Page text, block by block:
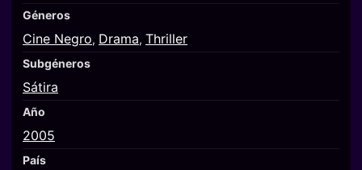
Géneros
Cine Negro, Drama, Thriller
Subgéneros
Sátira
Año
2005
País